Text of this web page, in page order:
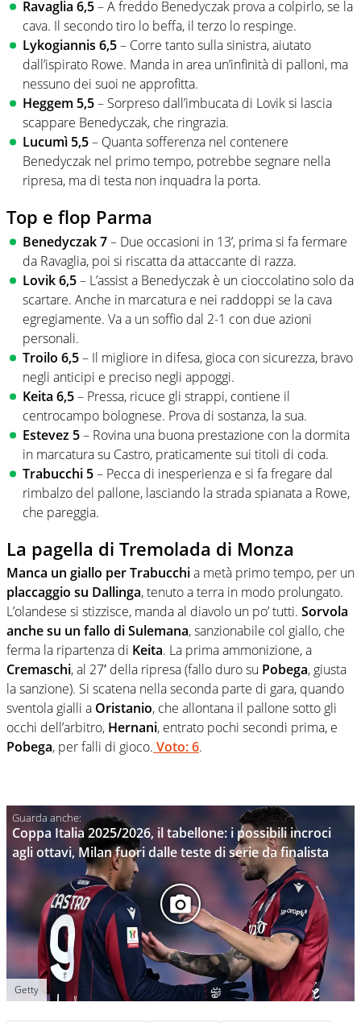
Ravaglia 6,5– A freddo Benedyczak prova a colpirlo, se la
cava. Il secondo tiro lo beffa, il terzo lo respinge.
Lykogiannis 6,5– Corre tanto sulla sinistra, aiutato
dall’ispirato Rowe. Manda in area un’infinità di palloni, ma
nessuno dei suoi ne approfitta.
Heggem 5,5– Sorpreso dall’imbucata di Lovik si lascia
scappare Benedyczak, che ringrazia.
Lucumì 5,5– Quanta sofferenza nel contenere
Benedyczak nel primo tempo, potrebbe segnare nella
ripresa, ma di testa non inquadra la porta.
Top e flop Parma
Benedyczak 7– Due occasioni in 13’, prima si fa fermare
da Ravaglia, poi si riscatta da attaccante di razza.
Lovik 6,5– L’assist a Benedyczak è un cioccolatino solo da
scartare. Anche in marcatura e nei raddoppi se la cava
egregiamente. Va a un soffio dal 2-1 con due azioni
personali.
Troilo 6,5– Il migliore in difesa, gioca con sicurezza, bravo
negli anticipi e preciso negli appoggi.
Keita 6,5– Pressa, ricuce gli strappi, contiene il
centrocampo bolognese. Prova di sostanza, la sua.
Estevez 5– Rovina una buona prestazione con la dormita
in marcatura su Castro, praticamente sui titoli di coda.
Trabucchi 5– Pecca di inesperienza e si fa fregare dal
rimbalzo del pallone, lasciando la strada spianata a Rowe,
che pareggia.
La pagella di Tremolada di Monza
Manca un giallo per Trabucchia metà primo tempo, per un
placcaggio su Dallinga, tenuto a terra in modo prolungato.
L’olandese si stizzisce, manda al diavolo un po’ tutti. Sorvola
anche su un fallo di Sulemana, sanzionabile col giallo, che
ferma la ripartenza di Keita. La prima ammonizione, a
Cremaschi, al 27′ della ripresa (fallo duro su Pobega, giusta
la sanzione). Si scatena nella seconda parte di gara, quando
sventola gialli a Oristanio, che allontana il pallone sotto gli
occhi dell’arbitro, Hernani, entrato pochi secondi prima, e
Pobega, per falli di gioco. Voto: 6.
Coppa Italia 2025/2026, il tabellone: i possibili incroci
agli ottavi, Milan fuori dalle teste di serie da finalista
Getty